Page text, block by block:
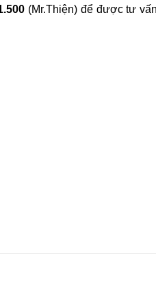
(Mr.Thiện) để được tư